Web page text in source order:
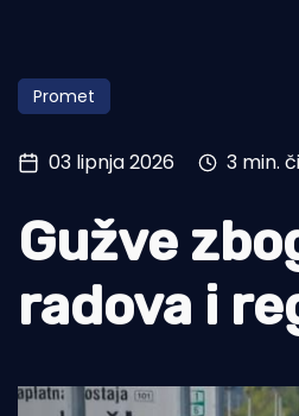
Pomorstvo
Ribolov
Tradicija i kultura
Promet
03 lipnja 2026 3 min.
Gužve
radova i